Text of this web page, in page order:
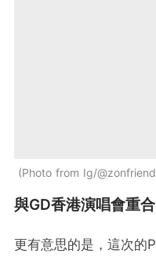
Photo from Ig/
與GD香港演唱會重
更有意思的是，這次